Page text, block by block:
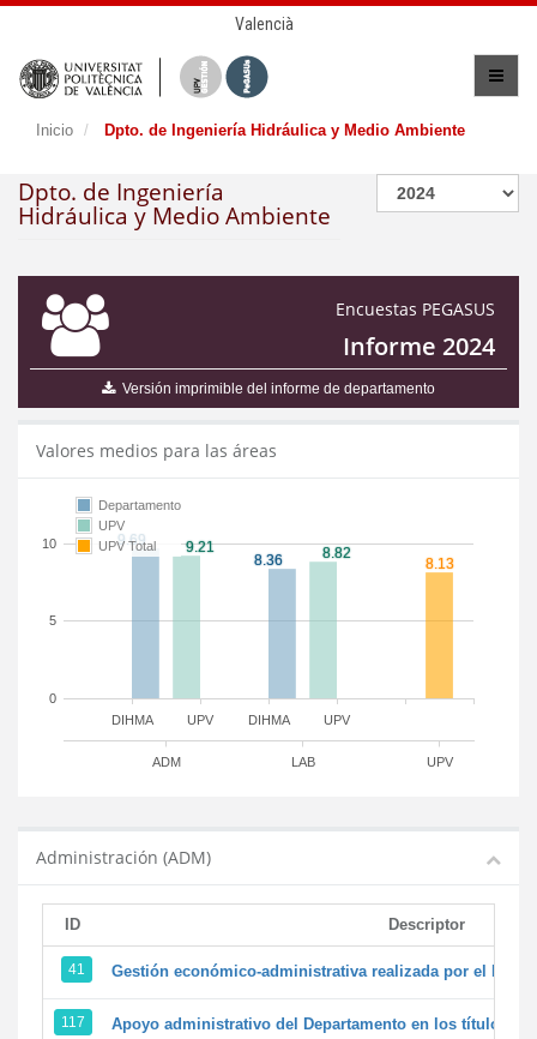
Valencià
Inicio Dpto. de Ingeniería Hidráulica y Medio Ambiente
Dpto. de Ingeniería
Hidráulica y Medio Ambiente
Encuestas PEGASUS
Informe 2024
Versión imprimible del informe de departamento
Valores medios para las áreas
DIHMA DIHMA
UPV UPV
ADM LAB UPV
0
5
10
Departamento
UPV
UPV Total
Administración (ADM)
ID Descriptor
41 Gestión económico-administrativa realizada por el
117 Apoyo administrativo del Departamento en los títulos de